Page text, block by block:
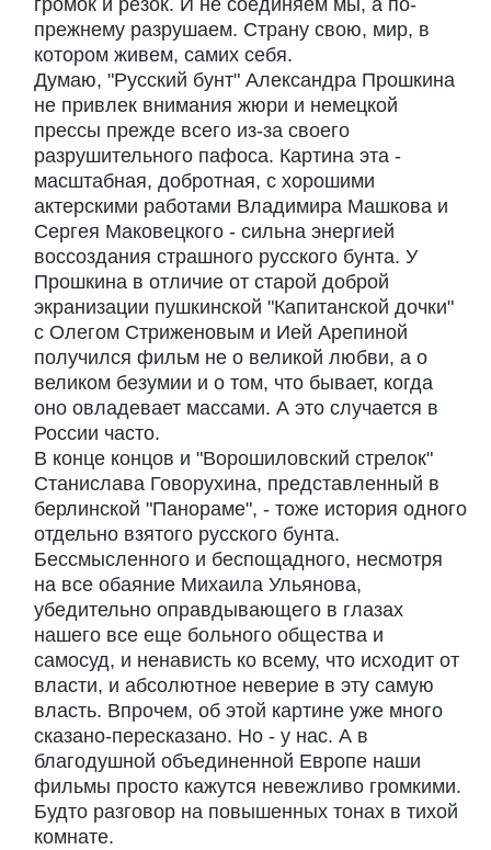
громок и резок. И не соединяем мы, а по-
прежнему разрушаем. Страну свою, мир, в
котором живем, самих себя.
Думаю, "Русский бунт" Александра Прошкина
не привлек внимания жюри и немецкой
прессы прежде всего из-за своего
разрушительного пафоса. Картина эта -
масштабная, добротная, с хорошими
актерскими работами Владимира Машкова и
Сергея Маковецкого - сильна энергией
воссоздания страшного русского бунта. У
Прошкина в отличие от старой доброй
экранизации пушкинской "Капитанской дочки"
с Олегом Стриженовым и Ией Арепиной
получился фильм не о великой любви, а о
великом безумии и о том, что бывает, когда
оно овладевает массами. А это случается в
России часто.
В конце концов и "Ворошиловский стрелок"
Станислава Говорухина, представленный в
берлинской "Панораме", - тоже история одного
отдельно взятого русского бунта.
Бессмысленного и беспощадного, несмотря
на все обаяние Михаила Ульянова,
убедительно оправдывающего в глазах
нашего все еще больного общества и
самосуд, и ненависть ко всему, что исходит от
власти, и абсолютное неверие в эту самую
власть. Впрочем, об этой картине уже много
сказано-пересказано. Но - у нас. А в
благодушной объединенной Европе наши
фильмы просто кажутся невежливо громкими.
Будто разговор на повышенных тонах в тихой
комнате.